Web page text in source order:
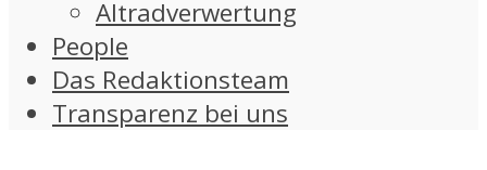
Altradverwertung
People
Das Redaktionsteam
Transparenz bei uns